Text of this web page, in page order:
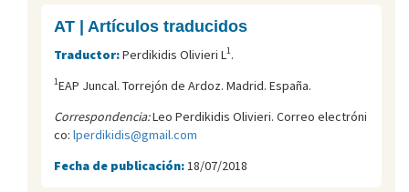
AT | Artículos traducidos
Traductor:Perdikidis Olivieri L 1.
1EAP Juncal. Torrejón de Ardoz. Madrid. España.
Correspondencia:Leo Perdikidis Olivieri. Correo electróni
co: lperdikidis@gmail.com
Fecha de publicación: 18/07/2018